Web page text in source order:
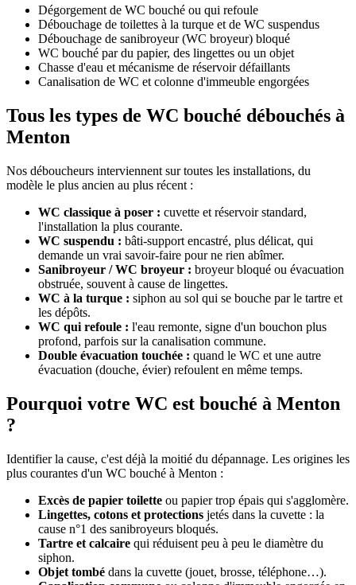
Dégorgement de WC bouché ou qui refoule
Débouchage de toilettes à la turque et de WC suspendus
Débouchage de sanibroyeur (WC broyeur) bloqué
WC bouché par du papier, des lingettes ou un objet
Chasse d'eau et mécanisme de réservoir défaillants
Canalisation de WC et colonne d'immeuble engorgées
Tous les types de WC bouché débouchés à
Menton
Nos déboucheurs interviennent sur toutes les installations, du
modèle le plus ancien au plus récent :
WC classique à poser : cuvette et réservoir standard,
l'installation la plus courante.
WC suspendu : bâti-support encastré, plus délicat, qui
demande un vrai savoir-faire pour ne rien abîmer.
Sanibroyeur / WC broyeur : broyeur bloqué ou évacuation
obstruée, souvent à cause de lingettes.
WC à la turque : siphon au sol qui se bouche par le tartre et
les dépôts.
WC qui refoule : l'eau remonte, signe d'un bouchon plus
profond, parfois sur la canalisation commune.
Double évacuation touchée : quand le WC et une autre
évacuation (douche, évier) refoulent en même temps.
Pourquoi votre WC est bouché à Menton
?
Identifier la cause, c'est déjà la moitié du dépannage. Les origines les
plus courantes d'un WC bouché à Menton :
Excès de papier toilette ou papier trop épais qui s'agglomère.
Lingettes, cotons et protections jetés dans la cuvette : la
cause n°1 des sanibroyeurs bloqués.
Tartre et calcaire qui réduisent peu à peu le diamètre du
siphon.
Objet tombé dans la cuvette (jouet, brosse, téléphone…).